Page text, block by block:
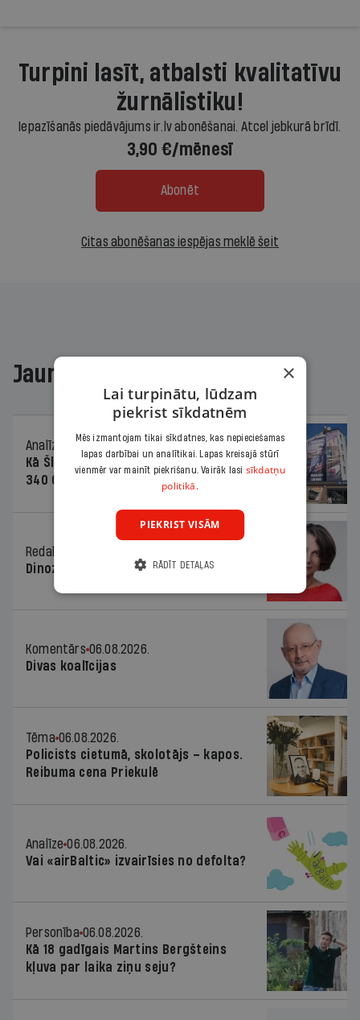
Turpini lasīt, atbalsti kvalitatīvu
žurnālistiku!
Iepazīšanās piedāvājums ir.lv abonēšanai. Atcel jebkurā brīdī.
3,90 €/mēnesī
Abonēt
Citas abonēšanas iespējas meklē šeit
Jaunākajā žurnālā
Analīze
06.08.2026.
Kā Šlesera partija palika nesodīta par
340 000 vērtu reklāmas kampaņu
Redaktores sleja
Dinozaura triks
Komentārs 06.08.2026.
Divas koalīcijas
Tēma 06.08.2026.
Policists cietumā, skolotājs – kapos.
Reibuma cena Priekulē
Analīze 06.08.2026.
Vai «airBaltic» izvairīsies no defolta?
Personība 06.08.2026.
Kā 18 gadīgais Martins Bergšteins
kļuva par laika ziņu seju?
×
Lai turpinātu, lūdzam
piekrist sīkdatnēm
Mēs izmantojam tikai sīkdatnes, kas nepieciešamas
lapas darbībai un analītikai. Lapas kreisajā stūrī
vienmēr var mainīt piekrišanu. Vairāk lasi sīkdatņu
politikā.
PIEKRIST VISĀM
RĀDĪT DETAĻAS